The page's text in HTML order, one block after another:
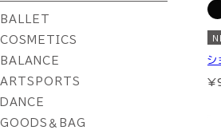
BALLET
COSMETICS
BALANCE
ARTSPORTS
DANCE
GOODS＆BAG
シ